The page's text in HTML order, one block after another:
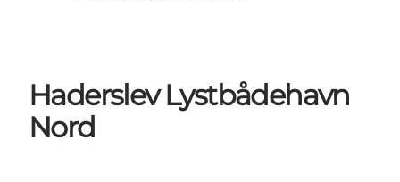
Accommodaties
Plan je reis
Booking
Haderslev Lystbådehavn
Nord